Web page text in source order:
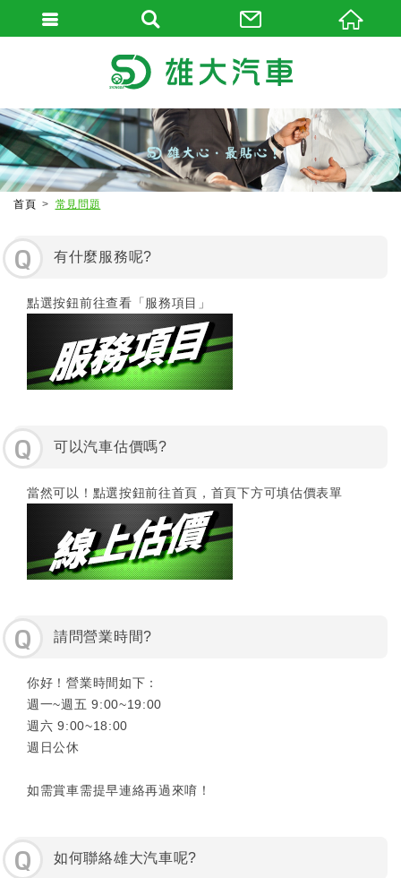
首頁 常見問題
Q 有什麼服務呢?
點選按鈕前往查看「服務項目」
Q 可以汽車估價嗎?
當然可以！點選按鈕前往首頁，首頁下方可填估價表單
Q 請問營業時間?
你好！營業時間如下：
週一~週五 9:00~19:00
週六 9:00~18:00
週日公休
如需賞車需提早連絡再過來唷！
Q 如何聯絡雄大汽車呢?